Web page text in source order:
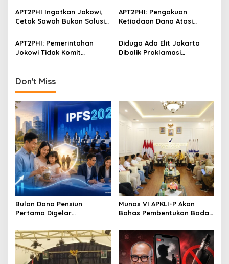
t
o
Mereview UU Cipta Kerja
APT2PHI Ingatkan Jokowi,
Cetak Sawah Bukan Solusi
Covid-19
APT2PHI: Pengakuan
Ketiadaan Dana Atasi
Ekonomi
APT2PHI: Pemerintahan
Jokowi Tidak Komit
Diduga Ada Elit Jakarta
Dibalik Proklamasi
Don't Miss
Bulan Dana Pensiun
Pertama Digelar
Perkuat Ekosistem Pensiun
Berkelanjutan
Munas VI APKLI-P Akan
Bahas Pembentukan Badan
Dinilai Penting Hadapi
Bonus Demografi